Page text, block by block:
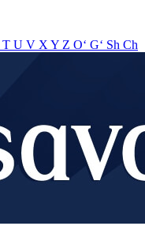
T U V X Y Z O‘ G‘ Sh Ch